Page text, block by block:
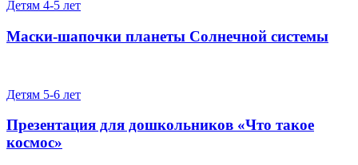
Детям 4-5 лет
Маски-шапочки планеты Солнечной системы
Детям 5-6 лет
Презентация для дошкольников «Что такое
космос»